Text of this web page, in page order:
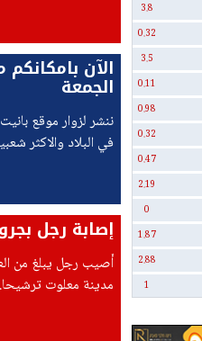
3.8
0.32
3.5
0.11
0.98
0.32
0.47
2.19
0
1.87
2.88
1
الآن
الجمعة
ننشر لزوار موقع
في البلاد والاكثر
إصابة رجل
مدينة معلوت ترشيحا.